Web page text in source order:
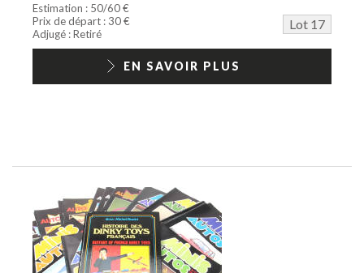
Estimation : 50/60 €
Prix de départ : 30 €
Lot 17
Adjugé : Retiré
EN SAVOIR PLUS